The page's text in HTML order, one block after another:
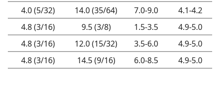
4.0 (5/32)
4.8 (3/16)
4.8 (3/16)
4.8 (3/16)
14.0 (35/64)
9.5 (3/8)
12.0 (15/32)
14.5 (9/16)
7.0-9.0
1.5-3.5
3.5-6.0
6.0-8.5
4.1-4.2
4.9-5.0
4.9-5.0
4.9-5.0